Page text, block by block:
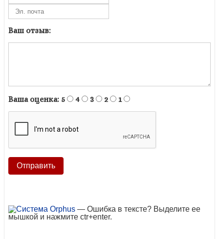
Ваш отзыв:
Ваша оценка: 5 4 3 2 1
— Ошибка в тексте? Выделите ее
мышкой и нажмите ctr+enter.